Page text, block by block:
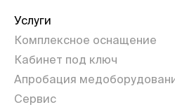
Услуги
Комплексное оснащение
Кабинет под ключ
Апробация
Сервис